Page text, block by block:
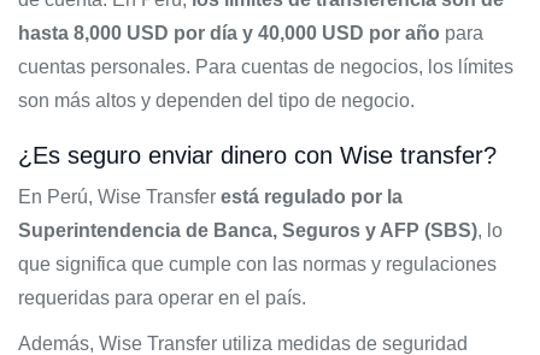
hasta 8,000 USD por día y 40,000 USD por año para
cuentas personales. Para cuentas de negocios, los límites
son más altos y dependen del tipo de negocio.
¿Es seguro enviar dinero con Wise transfer?
En Perú, Wise Transfer está regulado por la
Superintendencia de Banca, Seguros y AFP (SBS), lo
que significa que cumple con las normas y regulaciones
requeridas para operar en el país.
Además, Wise Transfer utiliza medidas de seguridad